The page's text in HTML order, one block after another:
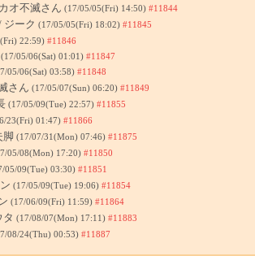
オ不滅さん (17/05/05(Fri) 14:50) #11844
ーク (17/05/05(Fri) 18:02) #11845
22:59) #11846
(17/05/06(Sat) 01:01) #11847
05/06(Sat) 03:58) #11848
さん (17/05/07(Sun) 06:20) #11849
(17/05/09(Tue) 22:57) #11855
23(Fri) 01:47) #11866
脚 (17/07/31(Mon) 07:46) #11875
05/08(Mon) 17:20) #11850
05/09(Tue) 03:30) #11851
(17/05/09(Tue) 19:06) #11854
(17/06/09(Fri) 11:59) #11864
(17/08/07(Mon) 17:11) #11883
08/24(Thu) 00:53) #11887